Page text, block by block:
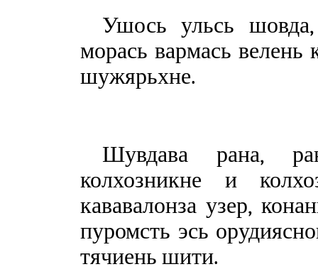
Ушось ульсь
морась вармась велень
шужярьхне.
Шувдава рана,
колхозникне и
кававалонза узер,
пуромсть эсь
тячиень шити.